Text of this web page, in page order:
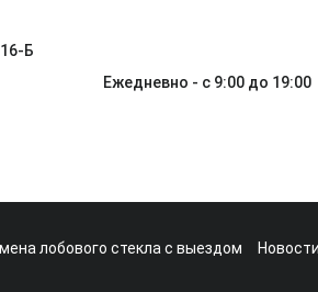
Б
Ежедневно - с 9:00 до 19:00
лобового стекла с выездом Новости